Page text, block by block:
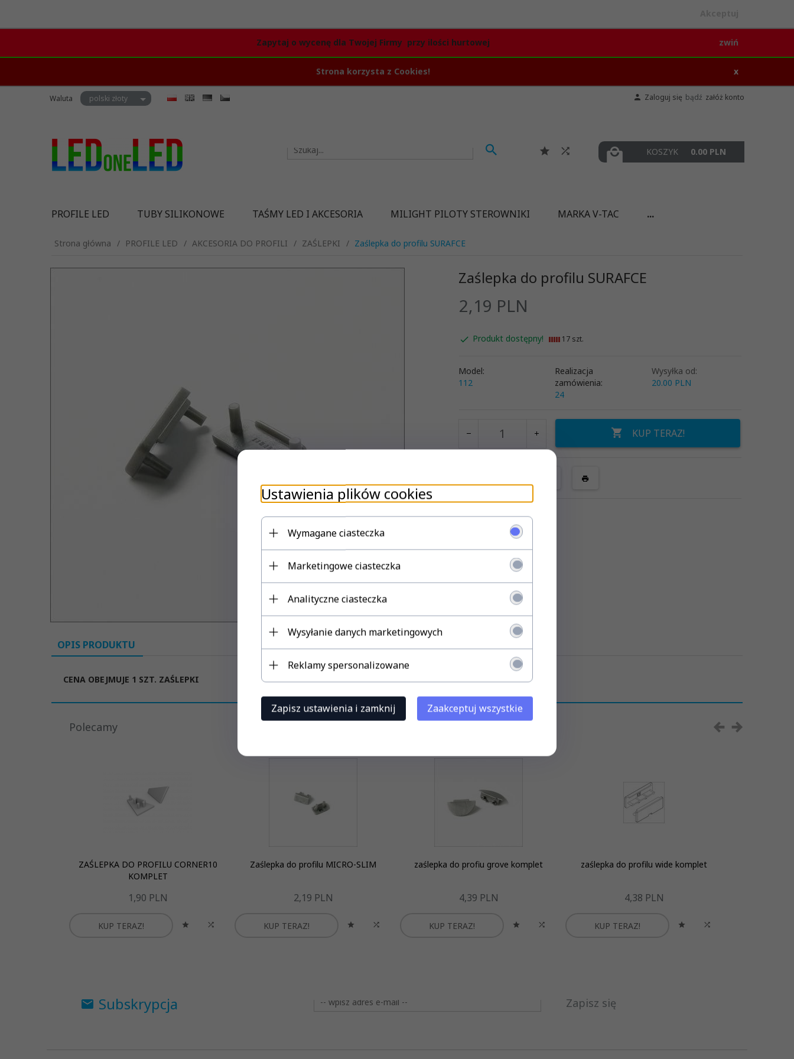
Zapytaj o wycenę dla Twojej Firmy przy ilości hurtowej zwiń
Strona korzysta z Cookies! x
Waluta currency_h
polski złoty Zaloguj się bądź załóż konto
KOSZYK 0.00PLN
PROFILE LED TUBY SILIKONOWE TAŚMY LED I AKCESORIA MILIGHT PILOTY STEROWNIKI MARKA V-TAC ...
Strona główna PROFILE LED AKCESORIA DO PROFILI ZAŚLEPKI Zaślepka do profilu SURAFCE
Zaślepka do profilu SURAFCE
2,19 PLN
Produkt dostępny! 17 szt.
Model:
112
Realizacja
zamówienia:
24
Wysyłka od:
20.00 PLN
KUP TERAZ!
OPIS PRODUKTU
CENA OBEJMUJE 1 SZT. ZAŚLEPKI
Polecamy
ZAŚLEPKA DO PROFILU CORNER10
KOMPLET
1,90 PLN
KUP TERAZ!
Zaślepka do profilu MICRO-SLIM
2,19 PLN
KUP TERAZ!
zaślepka do profiu grove komplet
4,39 PLN
KUP TERAZ!
zaślepka do profilu wide komplet
4,38 PLN
KUP TERAZ!
Subskrypcja Zapisz się
Ustawienia plików cookies
Wymagane ciasteczka
Marketingowe ciasteczka
Analityczne ciasteczka
Wysyłanie danych marketingowych
Reklamy spersonalizowane
Zapisz ustawienia i zamknij Zaakceptuj wszystkie